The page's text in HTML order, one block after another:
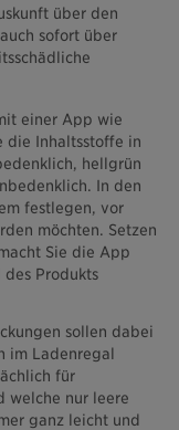
über den
sofort über
einer App wie
die Inhaltsstoffe in
hellgrün
In den
festlegen, vor
möchten. Setzen
Sie die App
Produkts
sollen dabei
im Ladenregal
für
welche nur leere
ganz leicht und